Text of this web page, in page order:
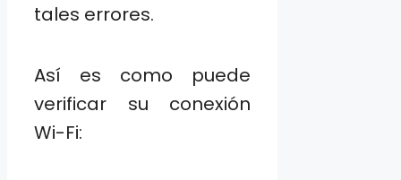
tales errores.
Así es como puede
verificar su conexión
Wi-Fi: